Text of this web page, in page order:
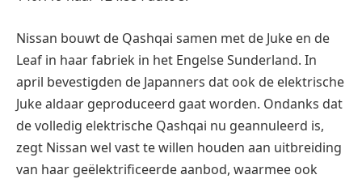
Nissan bouwt de Qashqai samen met de Juke en de
Leaf in haar fabriek in het Engelse Sunderland. In
april bevestigden de Japanners dat ook de elektrische
Juke aldaar geproduceerd gaat worden. Ondanks dat
de volledig elektrische Qashqai nu geannuleerd is,
zegt Nissan wel vast te willen houden aan uitbreiding
van haar geëlektrificeerde aanbod, waarmee ook